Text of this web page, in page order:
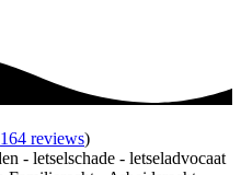
164 reviews)